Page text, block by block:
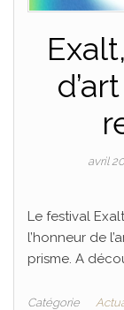
avril
Le festival
l’honneur de
prisme. A
Catégorie